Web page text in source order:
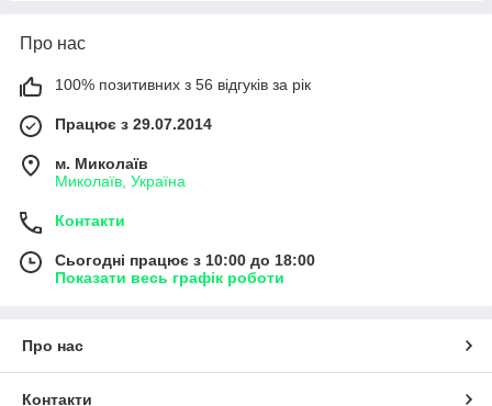
Про нас
100% позитивних з 56 відгуків за рік
Працює з 29.07.2014
м. Миколаїв
Миколаїв, Україна
Контакти
Сьогодні працює з 10:00 до 18:00
Показати весь графік роботи
Про нас
Контакти